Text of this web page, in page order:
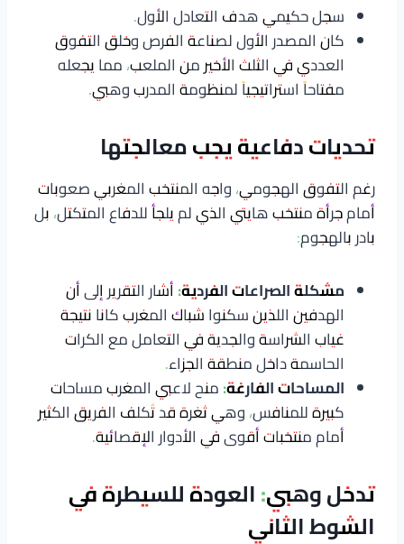
سجل حكيمي هدف التعادل الأول.
كان المصدر الأول لصناعة الفرص وخلق التفوق
العددي في الثلث الأخير من الملعب، مما يجعله
مفتاحاً استراتيجياً لمنظومة المدرب وهبي.
تحديات دفاعية يجب معالجتها
رغم التفوق الهجومي، واجه المنتخب المغربي صعوبات
أمام جرأة منتخب هايتي الذي لم يلجأ للدفاع المتكتل، بل
بادر بالهجوم:
مشكلة الصراعات الفردية:أشار التقرير إلى أن
الهدفين اللذين سكنوا شباك المغرب كانا نتيجة
غياب الشراسة والجدية في التعامل مع الكرات
الحاسمة داخل منطقة الجزاء.
المساحات الفارغة:منح لاعبي المغرب مساحات
كبيرة للمنافس، وهي ثغرة قد تُكلف الفريق الكثير
أمام منتخبات أقوى في الأدوار الإقصائية.
تدخل وهبي: العودة للسيطرة في
الشوط الثاني